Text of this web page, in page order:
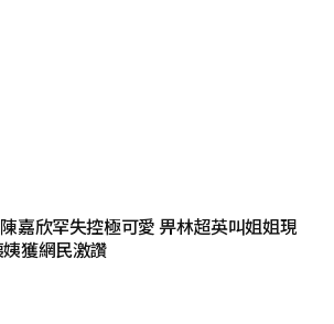
嘉欣罕失控極可愛 畀林超英叫姐姐現
獲網民激讚